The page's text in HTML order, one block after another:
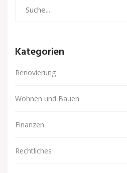
Kategorien
Renovierung
Wohnen und Bauen
Finanzen
Rechtliches